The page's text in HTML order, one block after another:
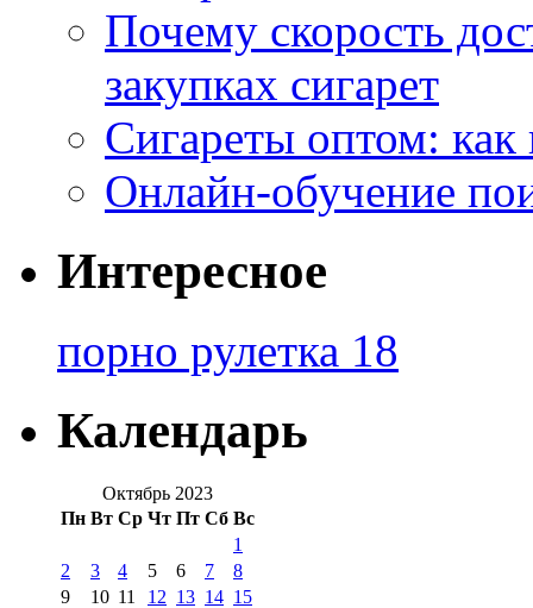
Почему скорость
закупках сигарет
Сигареты оптом:
Онлайн-обучение
Интересное
порно рулетка 18
Календарь
Октябрь 2023
Пн Вт Ср Чт Пт Сб Вс
1
2
3 4 5 6 7
8
9
10 11 12 13 14 15